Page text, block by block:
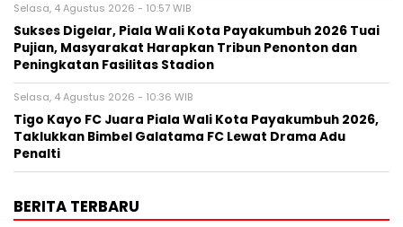
Selasa, 4 Agustus 2026 - 10:57 WIB
Sukses Digelar, Piala Wali Kota Payakumbuh 2026 Tuai
Pujian, Masyarakat Harapkan Tribun Penonton dan
Peningkatan Fasilitas Stadion
Selasa, 4 Agustus 2026 - 10:36 WIB
Tigo Kayo FC Juara Piala Wali Kota Payakumbuh 2026,
Taklukkan Bimbel Galatama FC Lewat Drama Adu
Penalti
BERITA TERBARU